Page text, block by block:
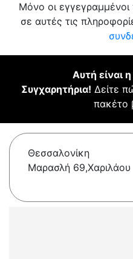
Μόνο οι
σε αυτές τις
Αυτή είναι
Συγχαρητήρια! Δείτε
πακέτο
Θεσσαλονίκη
Mαρασλή 69,Χαριλάου